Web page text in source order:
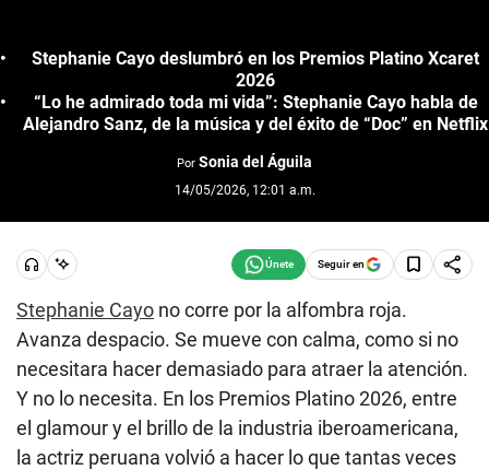
Stephanie Cayo deslumbró en los Premios Platino Xcaret
2026
“Lo he admirado toda mi vida”: Stephanie Cayo habla de
Alejandro Sanz, de la música y del éxito de “Doc” en Netflix
Por Sonia del Águila
14/05/2026, 12:01 a.m.
Seguir en
Stephanie Cayo no corre por la alfombra roja.
Avanza despacio. Se mueve con calma, como si no
necesitara hacer demasiado para atraer la atención.
Y no lo necesita. En los Premios Platino 2026, entre
el glamour y el brillo de la industria iberoamericana,
la actriz peruana volvió a hacer lo que tantas veces